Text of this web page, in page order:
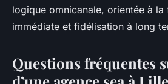
logique omnicanale, orientée à
immédiate et fidélisation à long
Questions fréquentes